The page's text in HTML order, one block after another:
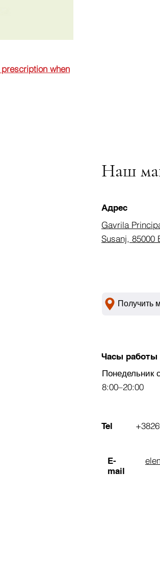
when
Наш
Адрес
Gavrila
Susanj, 85000
Получить
Часы работы
Понедельник
8:00–20:00
Tel
E-
mail